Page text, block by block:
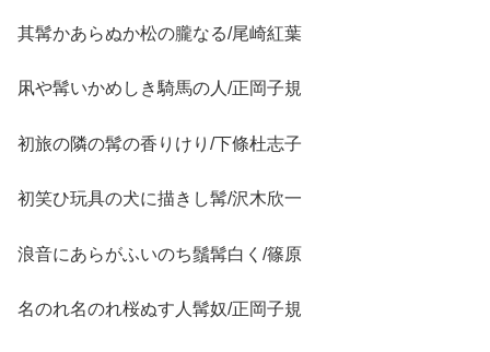
其髯かあらぬか松の朧なる/尾崎紅葉
凩や髯いかめしき騎馬の人/正岡子規
初旅の隣の髯の香りけり/下條杜志子
初笑ひ玩具の犬に描きし髯/沢木欣一
浪音にあらがふいのち鬚髯白く/篠原
名のれ名のれ桜ぬす人髯奴/正岡子規